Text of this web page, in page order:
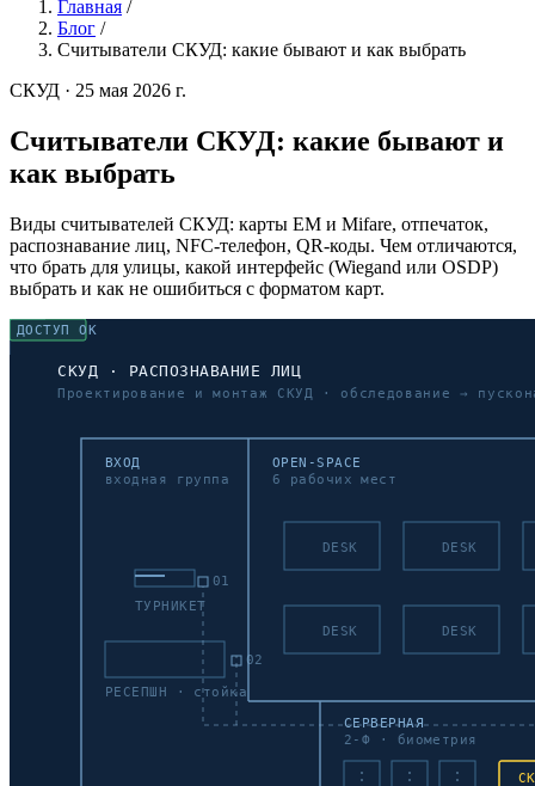
Главная /
Блог /
Считыватели СКУД: какие бывают и как выбрать
СКУД · 25 мая 2026 г.
Считыватели СКУД: какие бывают и
как выбрать
Виды считывателей СКУД: карты EM и Mifare, отпечаток,
распознавание лиц, NFC-телефон, QR-коды. Чем отличаются,
что брать для улицы, какой интерфейс (Wiegand или OSDP)
выбрать и как не ошибиться с форматом карт.